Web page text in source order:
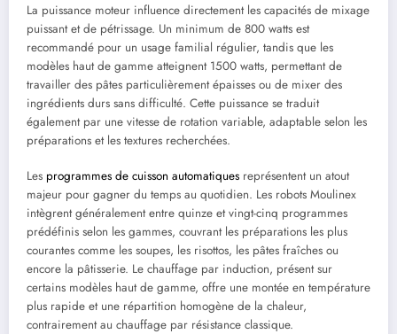
La puissance moteur influence directement les capacités de mixage
puissant et de pétrissage. Un minimum de 800 watts est
recommandé pour un usage familial régulier, tandis que les
modèles haut de gamme atteignent 1500 watts, permettant de
travailler des pâtes particulièrement épaisses ou de mixer des
ingrédients durs sans difficulté. Cette puissance se traduit
également par une vitesse de rotation variable, adaptable selon les
préparations et les textures recherchées.
Les programmes de cuisson automatiques représentent un atout
majeur pour gagner du temps au quotidien. Les robots Moulinex
intègrent généralement entre quinze et vingt-cinq programmes
prédéfinis selon les gammes, couvrant les préparations les plus
courantes comme les soupes, les risottos, les pâtes fraîches ou
encore la pâtisserie. Le chauffage par induction, présent sur
certains modèles haut de gamme, offre une montée en température
plus rapide et une répartition homogène de la chaleur,
contrairement au chauffage par résistance classique.